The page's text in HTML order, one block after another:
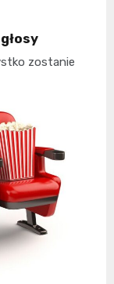
zostanie